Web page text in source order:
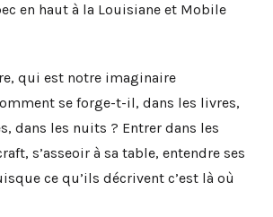
en haut à la Louisiane et Mobile
qui est notre imaginaire
se forge-t-il, dans les livres,
dans les nuits ? Entrer dans les
s’asseoir à sa table, entendre ses
ce qu’ils décrivent c’est là où